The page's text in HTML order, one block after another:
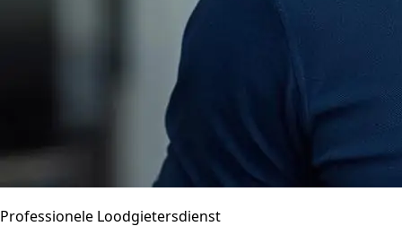
Professionele Loodgietersdienst